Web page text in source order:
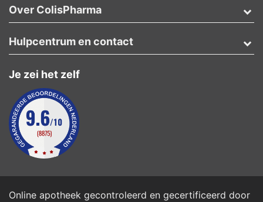
Over ColisPharma
Je zei het zelf
Hulpcentrum en contact
Online apotheek gecontroleerd en gecertificeerd door